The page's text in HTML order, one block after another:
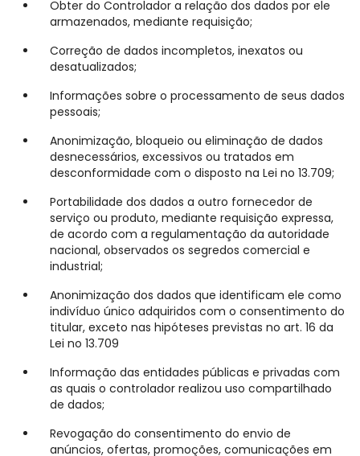
Obter do Controlador a relação dos dados por ele
armazenados, mediante requisição;
Correção de dados incompletos, inexatos ou
desatualizados;
Informações sobre o processamento de seus dados
pessoais;
Anonimização, bloqueio ou eliminação de dados
desnecessários, excessivos ou tratados em
desconformidade com o disposto na Lei no 13.709;
Portabilidade dos dados a outro fornecedor de
serviço ou produto, mediante requisição expressa,
de acordo com a regulamentação da autoridade
nacional, observados os segredos comercial e
industrial;
Anonimização dos dados que identificam ele como
indivíduo único adquiridos com o consentimento do
titular, exceto nas hipóteses previstas no art. 16 da
Lei no 13.709
Informação das entidades públicas e privadas com
as quais o controlador realizou uso compartilhado
de dados;
Revogação do consentimento do envio de
anúncios, ofertas, promoções, comunicações em